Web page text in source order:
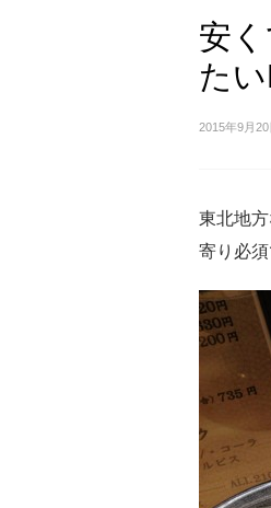
安
た
2015年9月
東北地
寄り必須